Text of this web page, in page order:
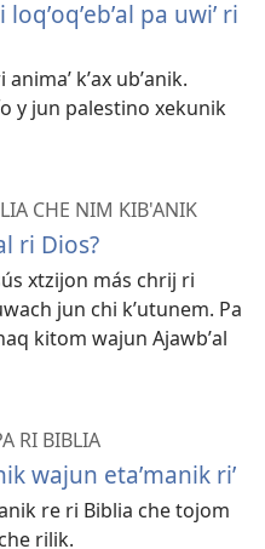
pa uwiʼ ri
kʼax ubʼanik.
y jun palestino xekunik
CHE NIM KIB'ANIK
ri Dios?
xtzijon más chrij ri
jun chi kʼutunem. Pa
kitom wajun Ajawbʼal
RI BIBLIA
wajun etaʼmanik riʼ
re ri Biblia che tojom
rilik.